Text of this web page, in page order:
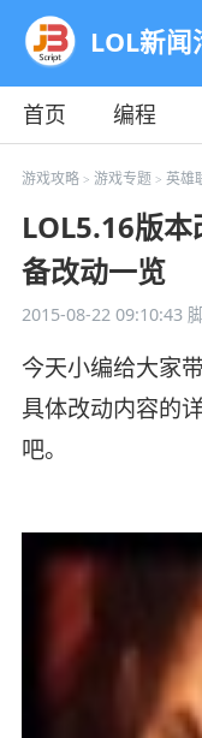
LOL新闻
首页 编程
教程
平面
游戏攻略> 游戏专题 > 英雄
LOL5.16版
备改动一览
2015-08-22 09:10:43
今天小编给大家
具体改动内容的
吧。